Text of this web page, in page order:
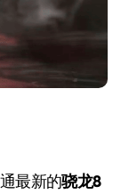
最新的骁龙8